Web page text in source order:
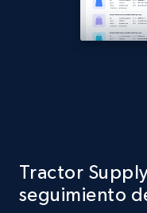
URL, Product id,
Reviews count
Etsy - Collects
URL, Product id,
Tractor
seguimiento